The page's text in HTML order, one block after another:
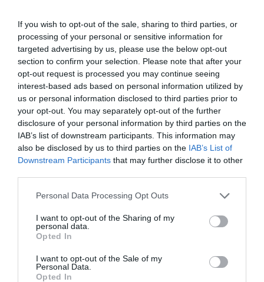
If you wish to opt-out of the sale, sharing to third parties, or
processing of your personal or sensitive information for
targeted advertising by us, please use the below opt-out
section to confirm your selection. Please note that after your
opt-out request is processed you may continue seeing
interest-based ads based on personal information utilized by
us or personal information disclosed to third parties prior to
your opt-out. You may separately opt-out of the further
disclosure of your personal information by third parties on the
IAB’s list of downstream participants. This information may
also be disclosed by us to third parties on the IAB’s List of
Downstream Participants that may further disclose it to other
Personal Data Processing Opt Outs
I want to opt-out of the Sharing of my
personal data.
Opted In
I want to opt-out of the Sale of my
Personal Data.
Opted In
En el primer trimestre de 2023, las mujeres
representaban un 46,7% del total de personas en paro
en el sector deportivo. Hace un año, significaban el
49,8% del total, mientras que en el arranque de 2021,
eran más de la mitad del total de parados: un 51,3%.
paro femenino se ha reducido en 3.400 personas en
el primer trimestre si se compara con el mismo
período de 2021. En ese mismo tramo, la reducción del
paro masculino ha sido de apenas 300 personas.
Por lo que respecta a la ocupación, los hombres
crecieron un 8,4%, pasando de las 139.100 personas
de 2022 a los 150.900 ocupados de 2023. La ocupación
femenina, por su parte, creció a un menor ritmo, un
Añadir 2Playbook como fuente preferida de Google
de forma gratuita
Mantente informado con las últimas noticias de actualidad.